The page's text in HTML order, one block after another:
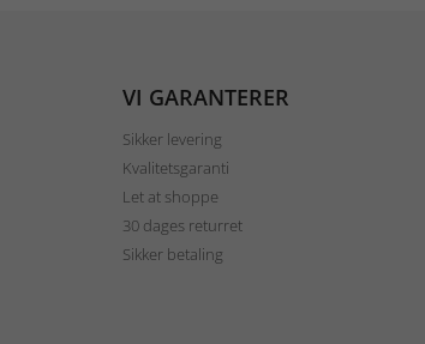
VI GARANTERER
Sikker levering
Kvalitetsgaranti
Let at shoppe
30 dages returret
Sikker betaling